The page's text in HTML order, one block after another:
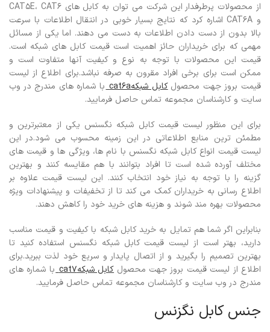
از محصولات پرطرفدار این شرکت می توان به کابل های CAT5E، CAT6
و CAT6A اشاره کرد که نتایج بسیار خوبی در انتقال اطلاعات با سرعت
بالا بدون از دست دادن اطلاعات به دست می دهند. اما یکی از مسائل
مهمی که برای خریداران حائز اهمیت است قیمت کابل های شبکه است.
قیمت این محصولات با توجه به نوع و کیفیت آنها متفاوت است و
ممکن است برای برخی افراد مقرون به صرفه نباشد.برای اطلاع از لیست
قیمت بروز جهت محصولکابل شبکهcat6a
با شماره های مندرج در وب
سایت و کارشناسان مجموعه تماس حاصل فرمایید.
برای این منظور لیست قیمت کابل شبکه نگسنس یکی از معتبرترین و
مطمئن ترین منابع اطلاعاتی در این زمینه محسوب می شود.در این
لیست قیمت انواع کابل شبکه نگسنس با نام ها، ویژگی ها و قیمت های
مختلف آورده شده است تا افراد بتوانند با هم مقایسه کنند و بهترین
گزینه را با توجه به نیاز خود انتخاب کنند. این لیست قیمت علاوه بر
اطلاع رسانی به خریداران کمک می کند تا از تخفیفات و پیشنهادات ویژه
محصولات بهره مند شوند و هزینه های خرید خود را کاهش دهند.
بنابراین اگر شما هم تمایل به خرید کابل شبکه با کیفیت و قیمت مناسب
دارید، بهتر است از لیست قیمت کابل شبکه نگسنس استفاده کنید تا
بهترین تصمیم را بگیرید و از اتصال پایدار و سریع خود لذت ببرید.برای
اطلاع از لیست قیمت بروز جهت محصول کابل شبکهcat7
با شماره های
مندرج در وب سایت و کارشناسان مجموعه تماس حاصل فرمایید.
جنس کابل نگزنس